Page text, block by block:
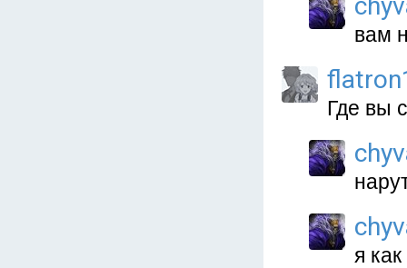
вам
Где вы
я